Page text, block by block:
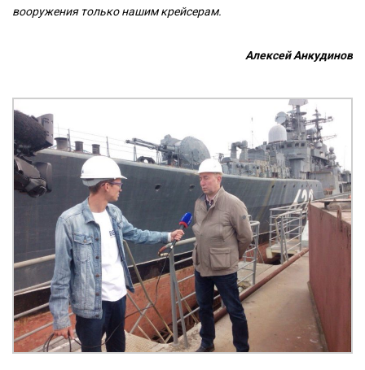
вооружения только нашим крейсерам.
Алексей Анкудинов